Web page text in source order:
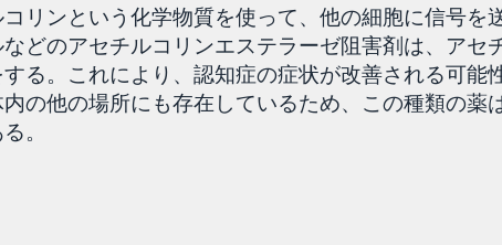
リンという化学物質を使って、他の細胞に信号を
どのアセチルコリンエステラーゼ阻害剤は、アセ
る。これにより、認知症の症状が改善される可能
の他の場所にも存在しているため、この種類の薬
。